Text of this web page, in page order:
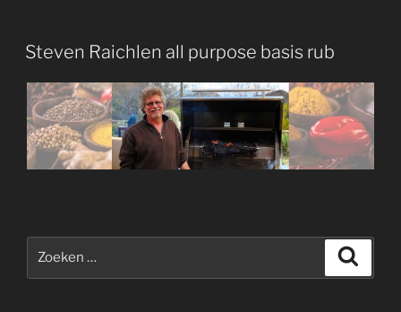
Steven Raichlen all purpose basis rub